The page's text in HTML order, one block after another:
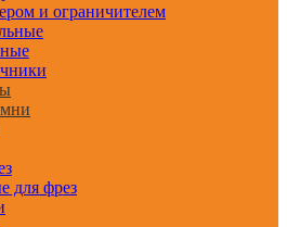
и ограничителем
для фрез